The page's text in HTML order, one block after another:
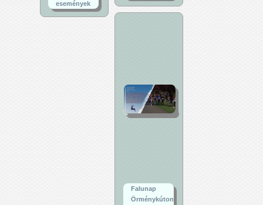
események
Falunap
Örménykúton